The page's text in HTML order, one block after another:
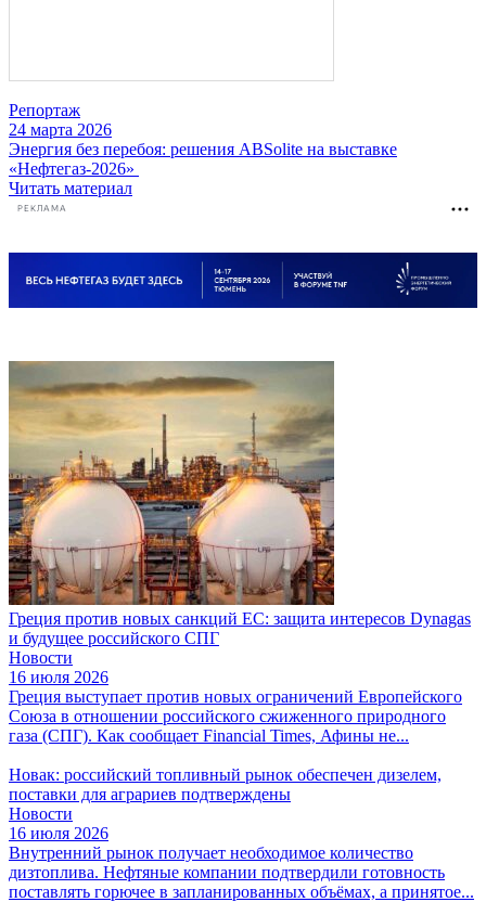
Репортаж
24 марта 2026
Энергия без перебоя: решения ABSolite на выставке
«Нефтегаз-2026»
Читать материал
РЕКЛАМА
Греция против новых санкций ЕС: защита интересов Dynagas
и будущее российского СПГ
Новости
16 июля 2026
Греция выступает против новых ограничений Европейского
Союза в отношении российского сжиженного природного
газа (СПГ). Как сообщает Financial Times, Афины не...
Новак: российский топливный рынок обеспечен дизелем,
поставки для аграриев подтверждены
Новости
16 июля 2026
Внутренний рынок получает необходимое количество
дизтоплива. Нефтяные компании подтвердили готовность
поставлять горючее в запланированных объёмах, а принятое...